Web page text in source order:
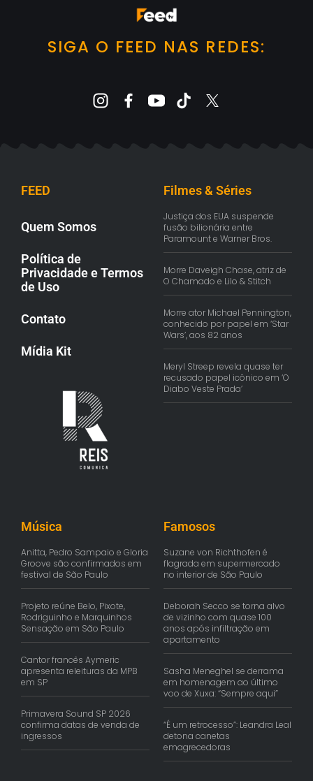
SIGA O FEED NAS REDES:
FEED
Quem Somos
Política de
Privacidade e Termos
de Uso
Contato
Mídia Kit
Filmes & Séries
Justiça dos EUA suspende
fusão bilionária entre
Paramount e Warner Bros.
Morre Daveigh Chase, atriz de
O Chamado e Lilo & Stitch
Morre ator Michael Pennington,
conhecido por papel em ‘Star
Wars’, aos 82 anos
Meryl Streep revela quase ter
recusado papel icônico em ‘O
Diabo Veste Prada’
Música
Anitta, Pedro Sampaio e Gloria
Groove são confirmados em
festival de São Paulo
Projeto reúne Belo, Pixote,
Rodriguinho e Marquinhos
Sensação em São Paulo
Cantor francês Aymeric
apresenta releituras da MPB
em SP
Primavera Sound SP 2026
confirma datas de venda de
ingressos
Famosos
Suzane von Richthofen é
flagrada em supermercado
no interior de São Paulo
Deborah Secco se torna alvo
de vizinho com quase 100
anos após infiltração em
apartamento
Sasha Meneghel se derrama
em homenagem ao último
voo de Xuxa: “Sempre aqui”
“É um retrocesso”: Leandra Leal
detona canetas
emagrecedoras